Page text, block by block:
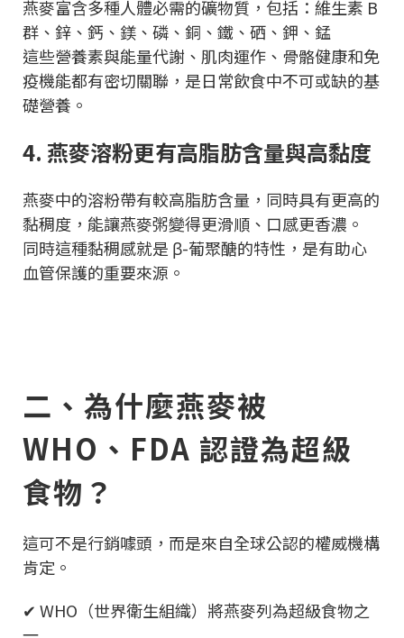
燕麥富含多種人體必需的礦物質，包括：維生素 B
群、鋅、鈣、鎂、磷、銅、鐵、硒、鉀、錳
這些營養素與能量代謝、肌肉運作、骨骼健康和免
疫機能都有密切關聯，是日常飲食中不可或缺的基
礎營養。
4. 燕麥溶粉更有高脂肪含量與高黏度
燕麥中的溶粉帶有較高脂肪含量，同時具有更高的
黏稠度，能讓燕麥粥變得更滑順、口感更香濃。
同時這種黏稠感就是 β-葡聚醣的特性，是有助心
血管保護的重要來源。
二、為什麼燕麥被
WHO、FDA 認證為超級
食物？
這可不是行銷噱頭，而是來自全球公認的權威機構
肯定。
✔ WHO（世界衛生組織）將燕麥列為超級食物之